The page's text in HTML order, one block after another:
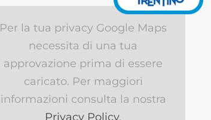
Per la tua privacy Google Maps
necessita di una tua
approvazione prima di essere
caricato. Per maggiori
informazioni consulta la nostra
Privacy Policy.